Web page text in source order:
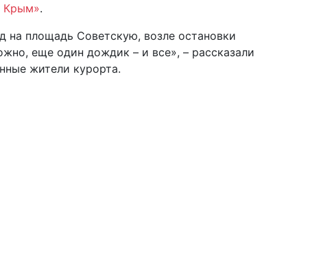
Крым».
на площадь Советскую, возле остановки
еще один дождик – и все», – рассказали
жители курорта.